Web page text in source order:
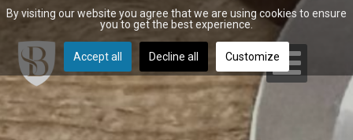
By visiting our website you agree that we are using cookies to ensure
you to get the best experience.
Accept all Decline all Customize